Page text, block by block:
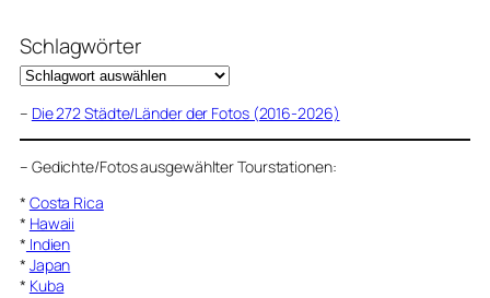
Schlagwörter
– Die 272 Städte/Länder der Fotos (2016-2026)
– Gedichte/Fotos ausgewählter Tourstationen:
* Costa Rica
* Hawaii
* Indien
* Japan
* Kuba